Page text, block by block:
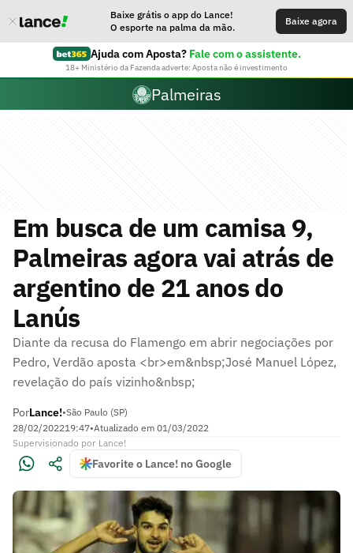
Baixe grátis o app do Lance!
O esporte na palma da mão.
Baixe agora
Ajuda com Aposta? Fale com o assistente.
18+ Ministério da Fazenda adverte: Aposta não é investimento
Palmeiras
Em busca de um camisa 9,
Palmeiras agora vai atrás de
argentino de 21 anos do
Lanús
Diante da recusa do Flamengo em abrir negociações por
Pedro, Verdão aposta <br>em&nbsp;José Manuel López,
revelação do país vizinho&nbsp;
PorLance!•São Paulo (SP)
28/02/202219:47•Atualizado em 01/03/2022
Supervisionado por Lance!
Favorite o Lance! no Google